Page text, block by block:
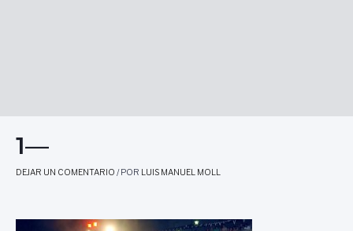
1—
DEJAR UN COMENTARIO / POR LUIS MANUEL MOLL